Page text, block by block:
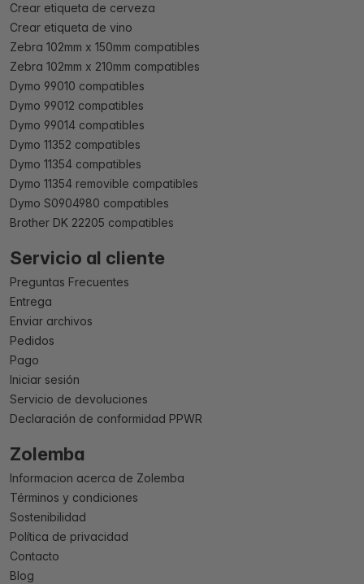
Crear etiqueta de cerveza
Crear etiqueta de vino
Zebra 102mm x 150mm compatibles
Zebra 102mm x 210mm compatibles
Dymo 99010 compatibles
Dymo 99012 compatibles
Dymo 99014 compatibles
Dymo 11352 compatibles
Dymo 11354 compatibles
Dymo 11354 removible compatibles
Dymo S0904980 compatibles
Brother DK 22205 compatibles
Servicio al cliente
Preguntas Frecuentes
Entrega
Enviar archivos
Pedidos
Pago
Iniciar sesión
Servicio de devoluciones
Declaración de conformidad PPWR
Zolemba
Informacion acerca de Zolemba
Términos y condiciones
Sostenibilidad
Política de privacidad
Contacto
Blog